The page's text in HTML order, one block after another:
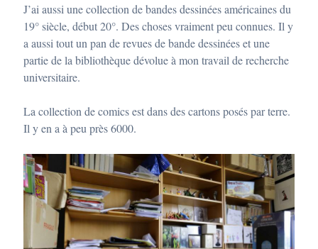
J’ai aussi une collection de bandes dessinées américaines du
19° siècle, début 20°. Des choses vraiment peu connues. Il y
a aussi tout un pan de revues de bande dessinées et une
partie de la bibliothèque dévolue à mon travail de recherche
universitaire.
La collection de comics est dans des cartons posés par terre.
Il y en a à peu près 6000.